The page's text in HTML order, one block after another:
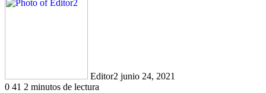
Editor2 junio 24, 2021
0 41 2 minutos de lectura